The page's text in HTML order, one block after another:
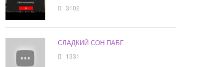
3102
СЛАДКИЙ СОН ПАБГ
1331